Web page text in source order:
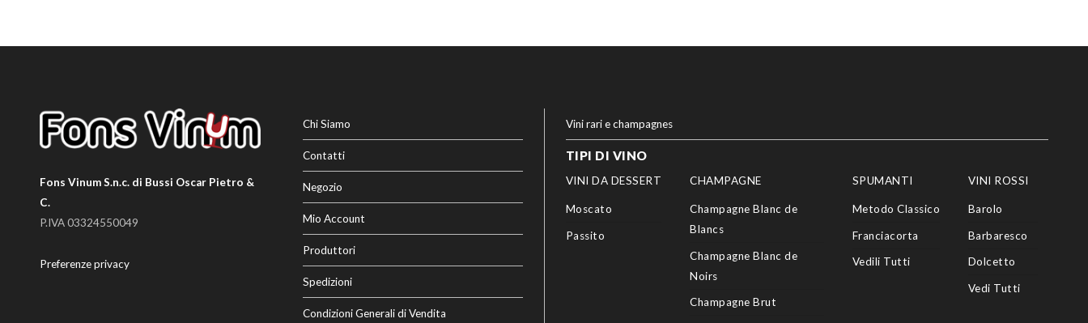
Fons Vinum S.n.c. di Bussi Oscar Pietro &
C.
P.IVA 03324550049
Preferenze privacy
Chi Siamo
Contatti
Negozio
Mio Account
Produttori
Spedizioni
Condizioni Generali di Vendita
Vini rari e champagnes
TIPI DI VINO
VINI DA DESSERT
Moscato
Passito
CHAMPAGNE
Champagne Blanc de
Blancs
Champagne Blanc de
Noirs
Champagne Brut
SPUMANTI
Metodo Classico
Franciacorta
Vedili Tutti
VINI ROSSI
Barolo
Barbaresco
Dolcetto
Vedi Tutti